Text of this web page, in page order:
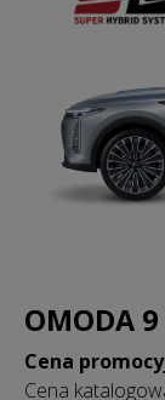
OMODA
Cena
Cena